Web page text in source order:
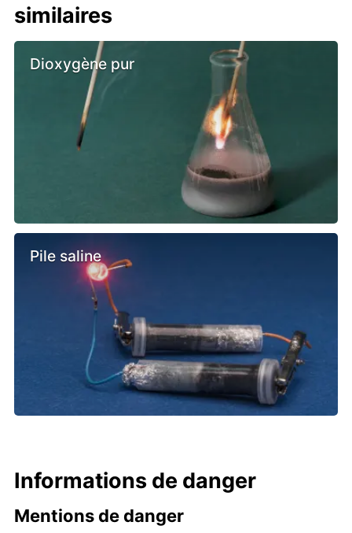
similaires
Dioxygène pur
Pile saline
Informations de danger
Mentions de danger